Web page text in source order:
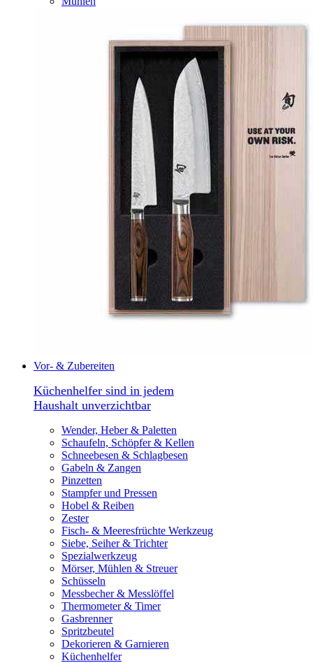
Vor- & Zubereiten
Küchenhelfer sind in jedem
Haushalt unverzichtbar
Wender, Heber & Paletten
Schaufeln, Schöpfer & Kellen
Schneebesen & Schlagbesen
Gabeln & Zangen
Pinzetten
Stampfer und Pressen
Hobel & Reiben
Zester
Fisch- & Meeresfrüchte Werkzeug
Siebe, Seiher & Trichter
Spezialwerkzeug
Mörser, Mühlen & Streuer
Schüsseln
Messbecher & Messlöffel
Thermometer & Timer
Gasbrenner
Spritzbeutel
Dekorieren & Garnieren
Küchenhelfer